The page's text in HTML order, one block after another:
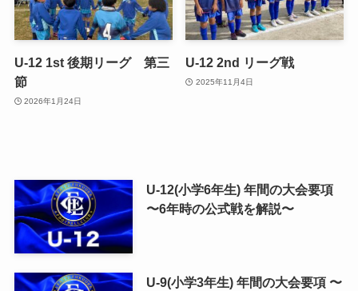
U-12 1st 後期リーグ 第三
節
2026年1月24日
U-12 2nd リーグ戦
2025年11月4日
U-12(小学6年生) 年間の大会要項
〜6年時の公式戦を解説〜
U-9(小学3年生) 年間の大会要項 〜